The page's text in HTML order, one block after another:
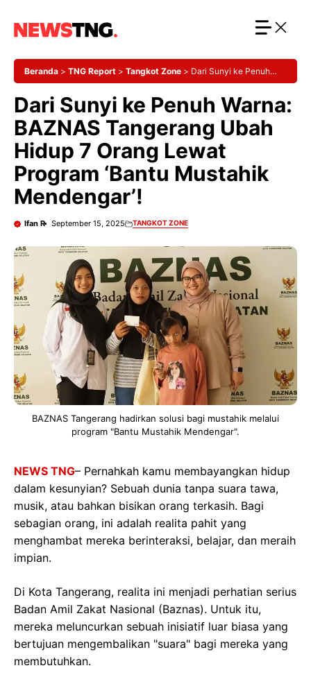
Beranda > TNG Report > Tangkot Zone > Dari Sunyi ke Penuh
‘Bantu Mustahik Mendengar’!
Dari Sunyi ke Penuh Warna:
BAZNAS Tangerang Ubah
Hidup 7 Orang Lewat
Program ‘Bantu Mustahik
Mendengar’!
Ifan R September 15, 2025 TANGKOT ZONE
BAZNAS Tangerang hadirkan solusi bagi mustahik melalui
program "Bantu Mustahik Mendengar".
NEWS TNG– Pernahkah kamu membayangkan hidup
dalam kesunyian? Sebuah dunia tanpa suara tawa,
musik, atau bahkan bisikan orang terkasih. Bagi
sebagian orang, ini adalah realita pahit yang
menghambat mereka berinteraksi, belajar, dan meraih
impian.
Di Kota Tangerang, realita ini menjadi perhatian serius
Badan Amil Zakat Nasional (Baznas). Untuk itu,
mereka meluncurkan sebuah inisiatif luar biasa yang
bertujuan mengembalikan "suara" bagi mereka yang
membutuhkan.